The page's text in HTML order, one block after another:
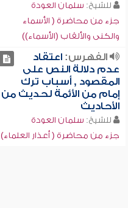
للشيخ: سلمان العودة
جزء من محاضرة ( الأسماء
والكنى والألقاب (الأسماء))
الفهرس:اعتقاد
عدم دلالة النص على
المقصود , أسباب ترك
إمام من الأئمة لحديث من
الأحاديث
للشيخ: سلمان العودة
جزء من محاضرة ( أعذار العلماء)